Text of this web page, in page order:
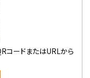
ードまたはURLから